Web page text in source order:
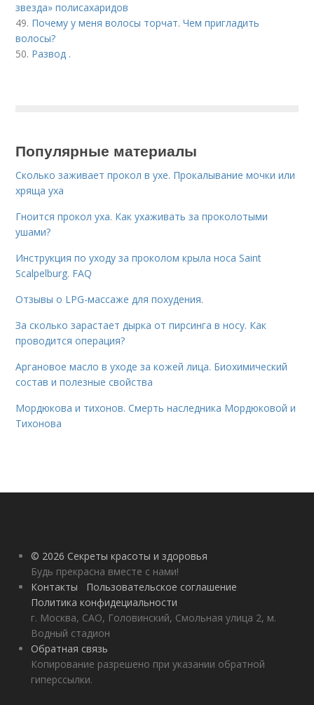
звезда» полисахаридов
49. Почему у меня волосы торчат. Чем пригладить
волосы?
50. Развод .
Популярные материалы
Сколько заживает прокол в ухе. Прокалывание мочки или
хряща уха
Гноится прокол уха. Как ухаживать за проколотыми
ушами?
Инструкция по уходу за проколом крыла носа Saint
Scalpelburg. FAQ
Отзывы о LPG-массаже для похудения.
За сколько зарастает дырка от пирсинга в носу. Как
проводится операция?
Аргановое масло в уходе за кожей лица. Биохимический
состав и полезные свойства
Мордюкова и тихонов. Смерть наследника Мордюковой и
Тихонова
© 2026 Секреты красоты и здоровья
Будь прекрасна вместе с нами!
Контакты
Пользовательское соглашение
Политика конфидециальности
г. Москва, САО, Головинский, Смольная улица 2, м.
Водный стадион
Обратная связь
Копирование разрешено при указании обратной
гиперссылки.